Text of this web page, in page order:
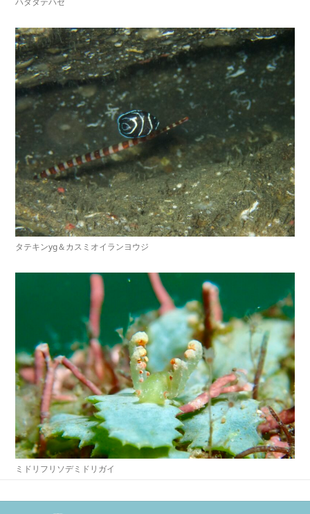
タテキンyg＆カスミオイランヨウジ
ミドリフリソデミドリガイ